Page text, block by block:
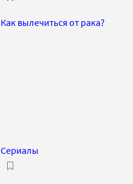
Как вылечиться от рака?
Сериалы